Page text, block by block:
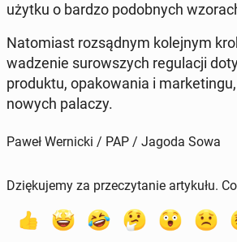
użytku o bardzo po­dob­nych
Na­to­miast roz­sąd­nym ko­lej­nym
wa­dze­nie su­row­szych re­gu­la­cji
pro­duk­tu, opa­ko­wa­nia i
nowych palaczy.
Paweł Wernicki / PAP / Jagoda Sowa
Dziękujemy za przeczytanie artykułu.